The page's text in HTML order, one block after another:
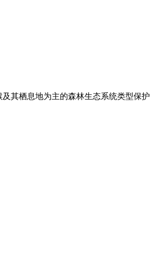
其栖息地为主的森林生态系统类型保护